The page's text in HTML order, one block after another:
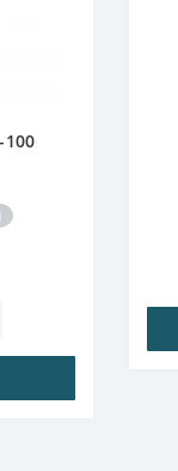
100